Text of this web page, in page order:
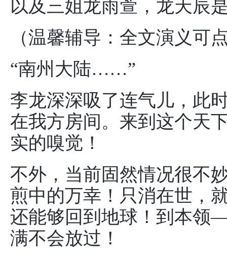
以及三姐龙雨萱，龙天辰
（温馨辅导：全文演义可
“南州大陆……”
李龙深深吸了连气儿，此
在我方房间。来到这个天
实的嗅觉！
不外，当前固然情况很不
煎中的万幸！只消在世，
还能够回到地球！到本领
满不会放过！